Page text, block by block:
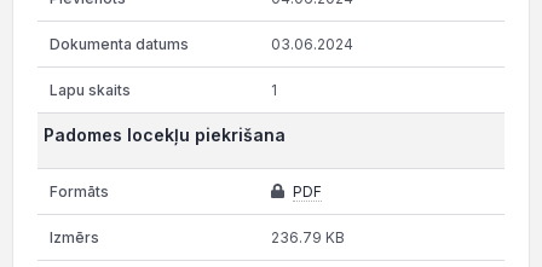
03.06.2024
1
Padomes locekļu piekrišana
PDF
236.79 KB